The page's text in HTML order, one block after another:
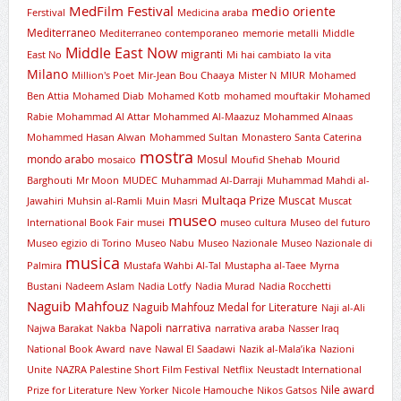
Ferstival MedFilm Festival Medicina araba medio oriente
Mediterraneo Mediterraneo contemporaneo memorie metalli Middle
East No Middle East Now migranti Mi hai cambiato la vita
Milano Million's Poet Mir-Jean Bou Chaaya Mister N MIUR Mohamed
Ben Attia Mohamed Diab Mohamed Kotb mohamed mouftakir Mohamed
Rabie Mohammad Al Attar Mohammed Al-Maazuz Mohammed Alnaas
Mohammed Hasan Alwan Mohammed Sultan Monastero Santa Caterina
mondo arabo mosaico mostra Mosul Moufid Shehab Mourid
Barghouti Mr Moon MUDEC Muhammad Al-Darraji Muhammad Mahdi al-
Jawahiri Muhsin al-Ramli Muin Masri Multaqa Prize Muscat Muscat
International Book Fair musei museo museo cultura Museo del futuro
Museo egizio di Torino Museo Nabu Museo Nazionale Museo Nazionale di
Palmira musica Mustafa Wahbi Al-Tal Mustapha al-Taee Myrna
Bustani Nadeem Aslam Nadia Lotfy Nadia Murad Nadia Rocchetti
Naguib Mahfouz Naguib Mahfouz Medal for Literature Naji al-Ali
Najwa Barakat Nakba Napoli narrativa narrativa araba Nasser Iraq
National Book Award nave Nawal El Saadawi Nazik al-Mala’ika Nazioni
Unite NAZRA Palestine Short Film Festival Netflix Neustadt International
Prize for Literature New Yorker Nicole Hamouche Nikos Gatsos Nile award